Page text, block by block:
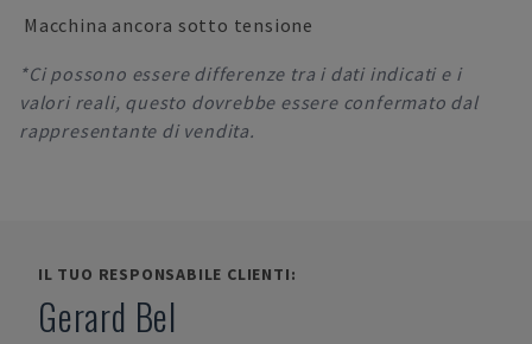
Macchina ancora sotto tensione
*Ci possono essere differenze tra i dati indicati e i
valori reali, questo dovrebbe essere confermato dal
rappresentante di vendita.
IL TUO RESPONSABILE CLIENTI:
Gerard Bel